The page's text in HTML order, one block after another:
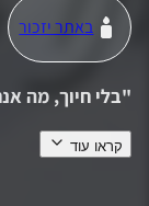
באתר יזכור
"בלי חיוך, מה
אור האמין שחיוך
קראו עוד